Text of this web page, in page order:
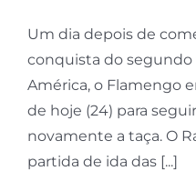
Um dia depois de
conquista do
América, o Flamengo
de hoje (24) para
novamente a taça. O
partida de ida das [...]